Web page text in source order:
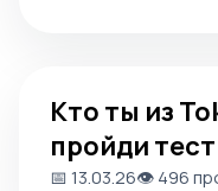
Кто ты из
пройди
📅 13.03.26👁️ 496